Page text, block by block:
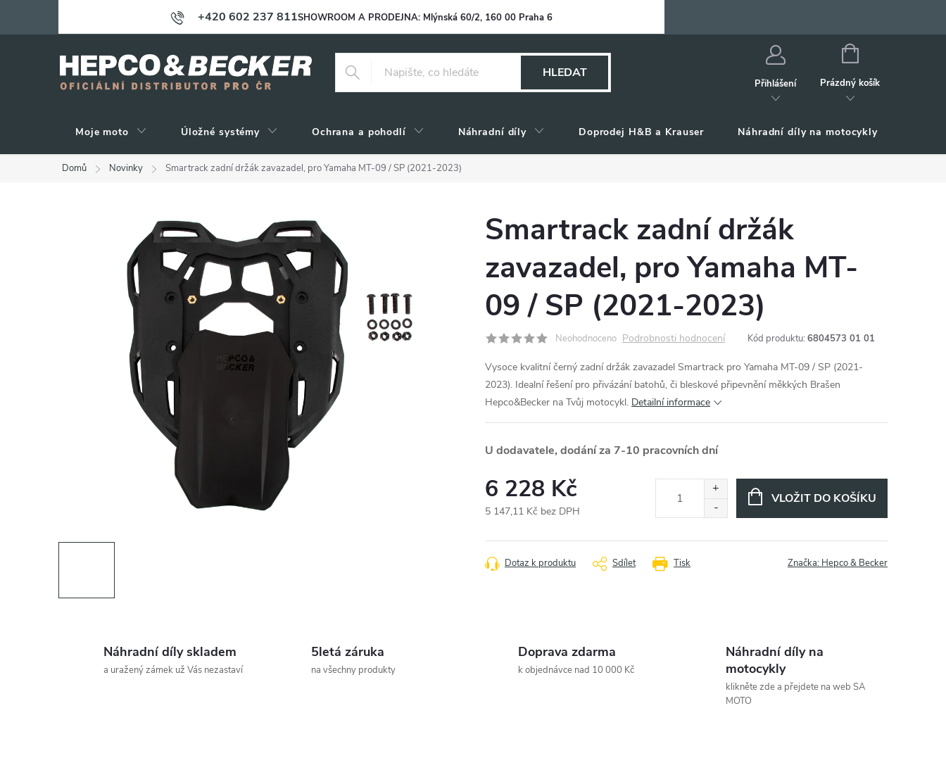
+420 602 237 811SHOWROOM A PRODEJNA: Mlýnská 60/2, 160 00 Praha 6
HLEDAT
Přihlášení
NÁKUPNÍ
Prázdný košík
Moje moto Úložné systémy Ochrana a pohodlí Náhradní díly Doprodej H&B a Krauser Náhradní díly na motocykly
Domů Novinky Smartrack zadní držák zavazadel, pro Yamaha MT-09 / SP (2021-2023)
Smartrack zadní držák
zavazadel, pro Yamaha MT-
09 / SP (2021-2023)
Neohodnoceno Podrobnosti hodnocení Kód produktu: 6804573 01 01
Vysoce kvalitní černý zadní držák zavazadel Smartrack pro Yamaha MT-09 / SP (2021-
2023). Idealní řešení pro přivázání batohů, či bleskové připevnění měkkých Brašen
Hepco&Becker na Tvůj motocykl. Detailní informace
U dodavatele, dodání za 7-10 pracovních dní
6 228 Kč
5 147,11 Kč bez DPH
cena:
VLOŽIT DO KOŠÍKU
Tisk
Dotaz k produktu Sdílet Značka: Hepco & Becker
Náhradní díly skladem
a uražený zámek už Vás nezastaví
5letá záruka
na všechny produkty
Doprava zdarma
k objednávce nad 10 000 Kč
Náhradní díly na
motocykly
klikněte zde a přejdete na web SA
MOTO